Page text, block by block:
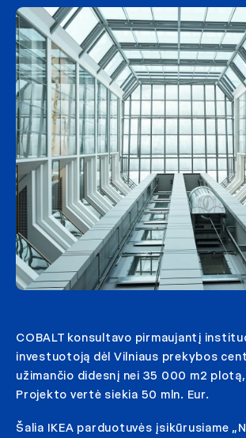
COBALT konsultavo pirmaujantį
investuotoją dėl Vilniaus prekybos
užimančio didesnį nei 35 000 m2
Projekto vertė siekia 50 mln. Eur.
Šalia IKEA parduotuvės įsikūrusiame